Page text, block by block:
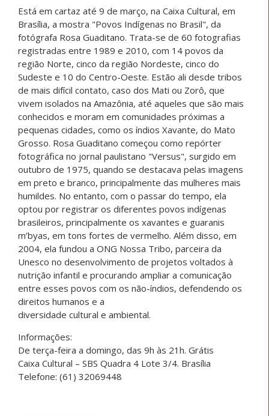
Está em cartaz até 9 de março, na Caixa Cultural, em
Brasília, a mostra "Povos Indígenas no Brasil", da
fotógrafa Rosa Guaditano. Trata-se de 60 fotografias
registradas entre 1989 e 2010, com 14 povos da
região Norte, cinco da região Nordeste, cinco do
Sudeste e 10 do Centro-Oeste. Estão ali desde tribos
de mais difícil contato, caso dos Mati ou Zorô, que
vivem isolados na Amazônia, até aqueles que são mais
conhecidos e moram em comunidades próximas a
pequenas cidades, como os índios Xavante, do Mato
Grosso. Rosa Guaditano começou como repórter
fotográfica no jornal paulistano "Versus", surgido em
outubro de 1975, quando se destacava pelas imagens
em preto e branco, principalmente das mulheres mais
humildes. No entanto, com o passar do tempo, ela
optou por registrar os diferentes povos indígenas
brasileiros, principalmente os xavantes e guaranis
m’byas, em tons fortes de vermelho. Além disso, em
2004, ela fundou a ONG Nossa Tribo, parceira da
Unesco no desenvolvimento de projetos voltados à
nutrição infantil e procurando ampliar a comunicação
entre esses povos com os não-índios, defendendo os
direitos humanos e a
diversidade cultural e ambiental.
Informações:
De terça-feira a domingo, das 9h às 21h. Grátis
Caixa Cultural – SBS Quadra 4 Lote 3/4. Brasília
Telefone: (61) 32069448